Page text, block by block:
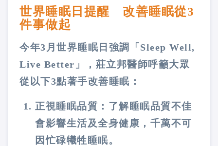
世界睡眠日提醒 改善睡眠從3
件事做起
今年3月世界睡眠日強調「Sleep Well,
Live Better」，莊立邦醫師呼籲大眾
從以下3點著手改善睡眠：
正視睡眠品質：了解睡眠品質不佳
會影響生活及全身健康，千萬不可
因忙碌犧牲睡眠。